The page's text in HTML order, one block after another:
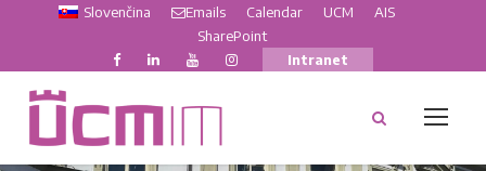
Slovenčina Emails Calendar UCM
AIS
SharePoint
Intranet